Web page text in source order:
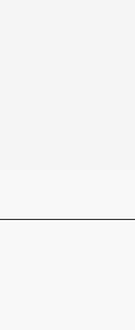
aproximando,
no que